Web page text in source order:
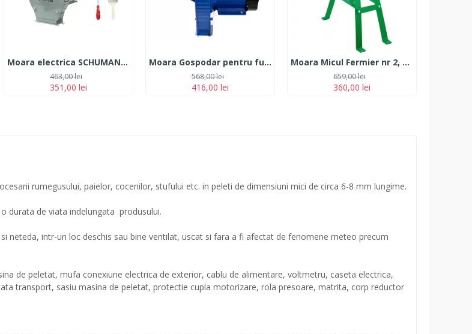
Moara electrica SCHUMANN, motor 3,9 kw, pentru cereale si stiuleti (2 in 1), Cuva Mare, 3000 rpm, 325 kg/h, 4 site de rezerva, 20 ciocanele
351,00 lei
463,00 lei
Moara Gospodar pentru furaje și cereale 3.8 kw,buton start stop, 3 site incluse
416,00 lei
568,00 lei
Moara Micul Fermier nr 2, 3.9KW cu sac, cuva mare, suport metalic
360,00 lei
659,00 lei
rumegusului, paielor, cocenilor, stufului etc. in peleti de dimensiuni mici de circa 6-8 mm lungime.
durata de viata indelungata produsului.
neteda, intr-un loc deschis sau bine ventilat, uscat si fara a fi afectat de fenomene meteo precum
de peletat, mufa conexiune electrica de exterior, cablu de alimentare, voltmetru, caseta electrica,
transport, sasiu masina de peletat, protectie cupla motorizare, rola presoare, matrita, corp reductor